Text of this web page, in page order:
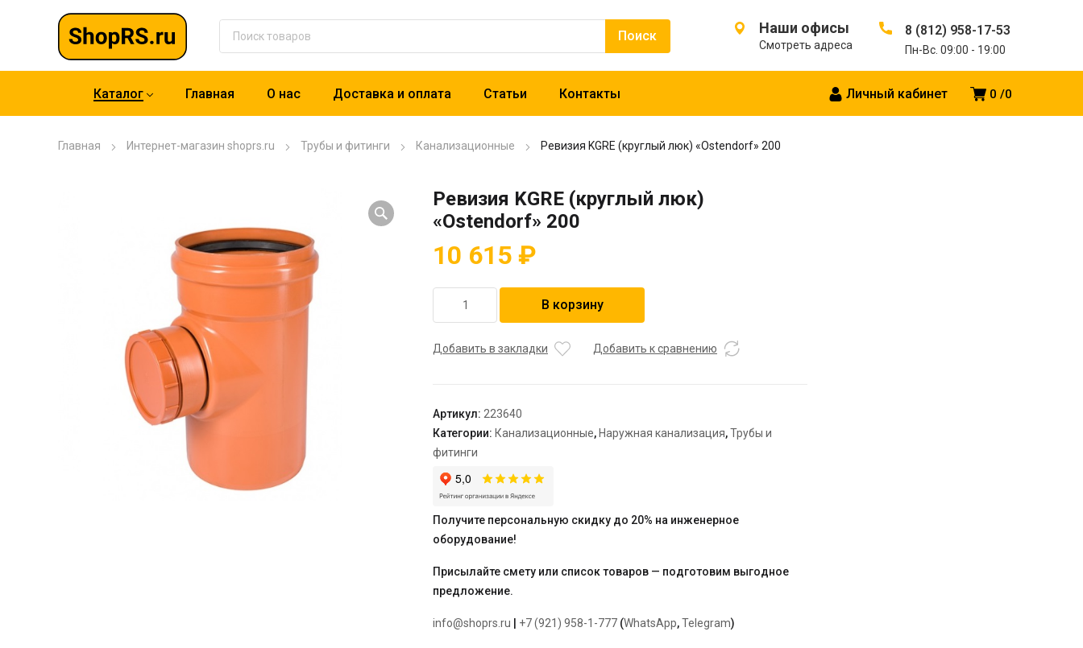
Наши офисы
Смотреть адреса
8 (812) 958-17-53
Пн-Вс. 09:00 - 19:00
0 0
Личный кабинет
Каталог Главная О нас Доставка и оплата Статьи Контакты
Главная Интернет-магазин shoprs.ru Трубы и фитинги Канализационные Ревизия KGRE (круглый люк) «Ostendorf» 200
Ревизия KGRE (круглый люк)
«Ostendorf» 200
10 615 ₽
товара
KGRE
200
В корзину
Добавить в закладки Добавить к сравнению
Артикул: 223640
Категории: Канализационные, Наружная канализация,Трубы и
фитинги
Получите персональную скидку до 20% на инженерное
оборудование!
Присылайте смету или список товаров — подготовим выгодное
предложение.
info@shoprs.ru +7 (921) 958-1-777 (WhatsApp,Telegram)